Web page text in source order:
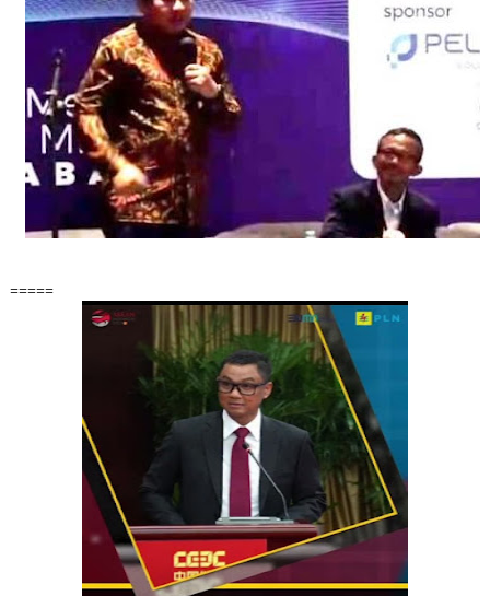
=====